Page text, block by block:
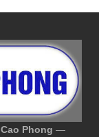
Phong —